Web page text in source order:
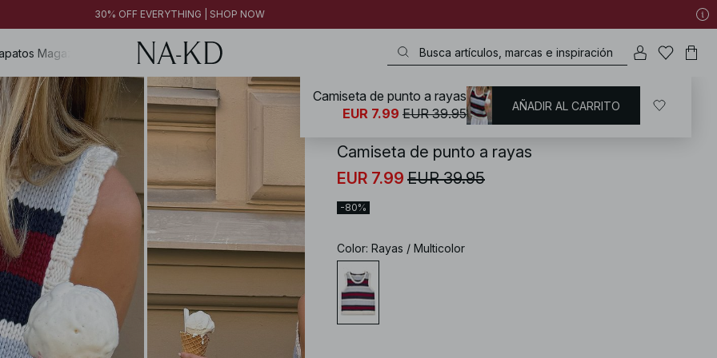
30% OFF EVERYTHING | SHOP NOW
Magazine
NA-KD / Tops / Knitted Tops
Camiseta de punto a rayas
EUR 7.99 EUR 39.95
-80%
Color: Rayas / Multicolor
Camiseta de punto a rayas
EUR 7.99 EUR 39.95 AÑADIR AL CARRITO